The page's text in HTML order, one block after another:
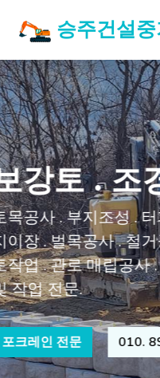
승주건설중
폐기물처
토목공사 . 부지조
지이장 . 벌목공사 .
토작업 . 관로 매립
및 작업 전문.
포크레인 전문